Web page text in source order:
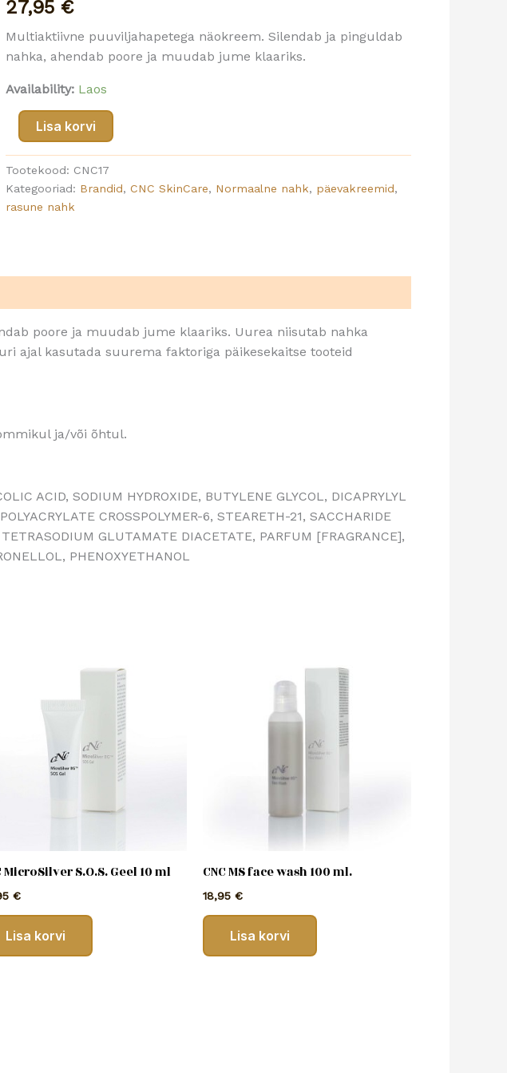
27,95 €
Multiaktiivne puuviljahapetega näokreem. Silendab ja pinguldab
nahka, ahendab poore ja muudab jume klaariks.
Availability: Laos
50
kogus
Lisa korvi
Tootekood: CNC17
Kategooriad: Brandid,CNC SkinCare, Normaalne nahk, päevakreemid,
rasune nahk
poore ja muudab jume klaariks. Uurea niisutab nahka
ajal kasutada suurema faktoriga päikesekaitse tooteid
ja/või õhtul.
ACID, SODIUM HYDROXIDE, BUTYLENE GLYCOL, DICAPRYLYL
CROSSPOLYMER-6, STEARETH-21, SACCHARIDE
GLUTAMATE DIACETATE, PARFUM [FRAGRANCE],
PHENOXYETHANOL
MicroSilver S.O.S. Geel 10 ml
€
Lisa korvi
CNC MS face wash 100 ml.
18,95 €
Lisa korvi